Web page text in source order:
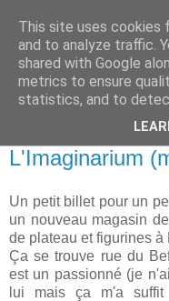
L'Imaginarium
Un petit billet pour un
un nouveau magasin
de plateau et figurines à
Ça se trouve rue du
est un passionné (je
lui mais ça m'a
This site uses cookies
and to analyze traffic.
shared with Google
metrics to ensure
statistics, and to